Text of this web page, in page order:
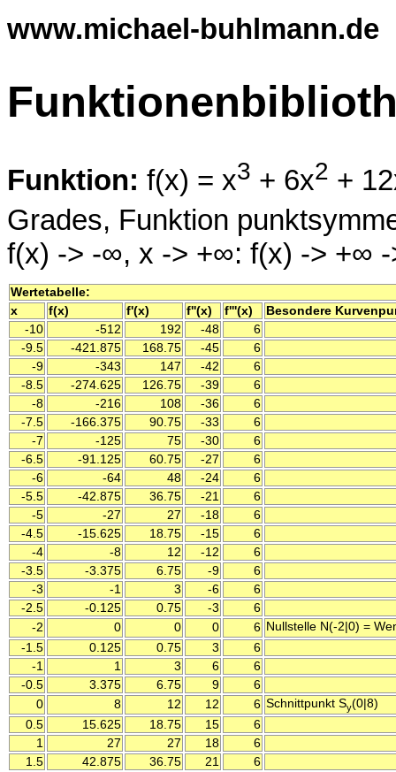
www.michael-buhlmann.de
Funktion: f(x) = x3 + 6x2 +
Grades, Funktion
f(x) -> -∞, x -> +∞: f(x) -> +∞ -
Wertetabelle:
x
f(x) f'(x) f''(x) f'''(x)
Besondere
-10
-512 192 -48
6
-9.5
-421.875 168.75 -45
6
-9
-343 147 -42
6
-8.5
-274.625 126.75 -39
6
-8
-216 108 -36
6
-7.5
-166.375 90.75 -33
6
-7
-125 75 -30
6
-6.5
-91.125 60.75 -27
6
-6
-64 48 -24
6
-5.5
-42.875 36.75 -21
6
-5
-27 27 -18
6
-4.5
-15.625 18.75 -15
6
-4
-8 12 -12
6
-3.5
-3.375 6.75 -9
6
-3
-1 3 -6
6
-2.5
-0.125 0.75 -3
6
-2
0 0 0 6 Nullstelle N(-2|0) =
-1.5
0.125 0.75 3
6
-1
1 3 6
6
-0.5
3.375 6.75 9
6
0
8 12 12 6 Schnittpunkt Sy(0|8)
0.5
15.625 18.75 15
6
1
27 27 18
6
1.5
42.875 36.75 21
6